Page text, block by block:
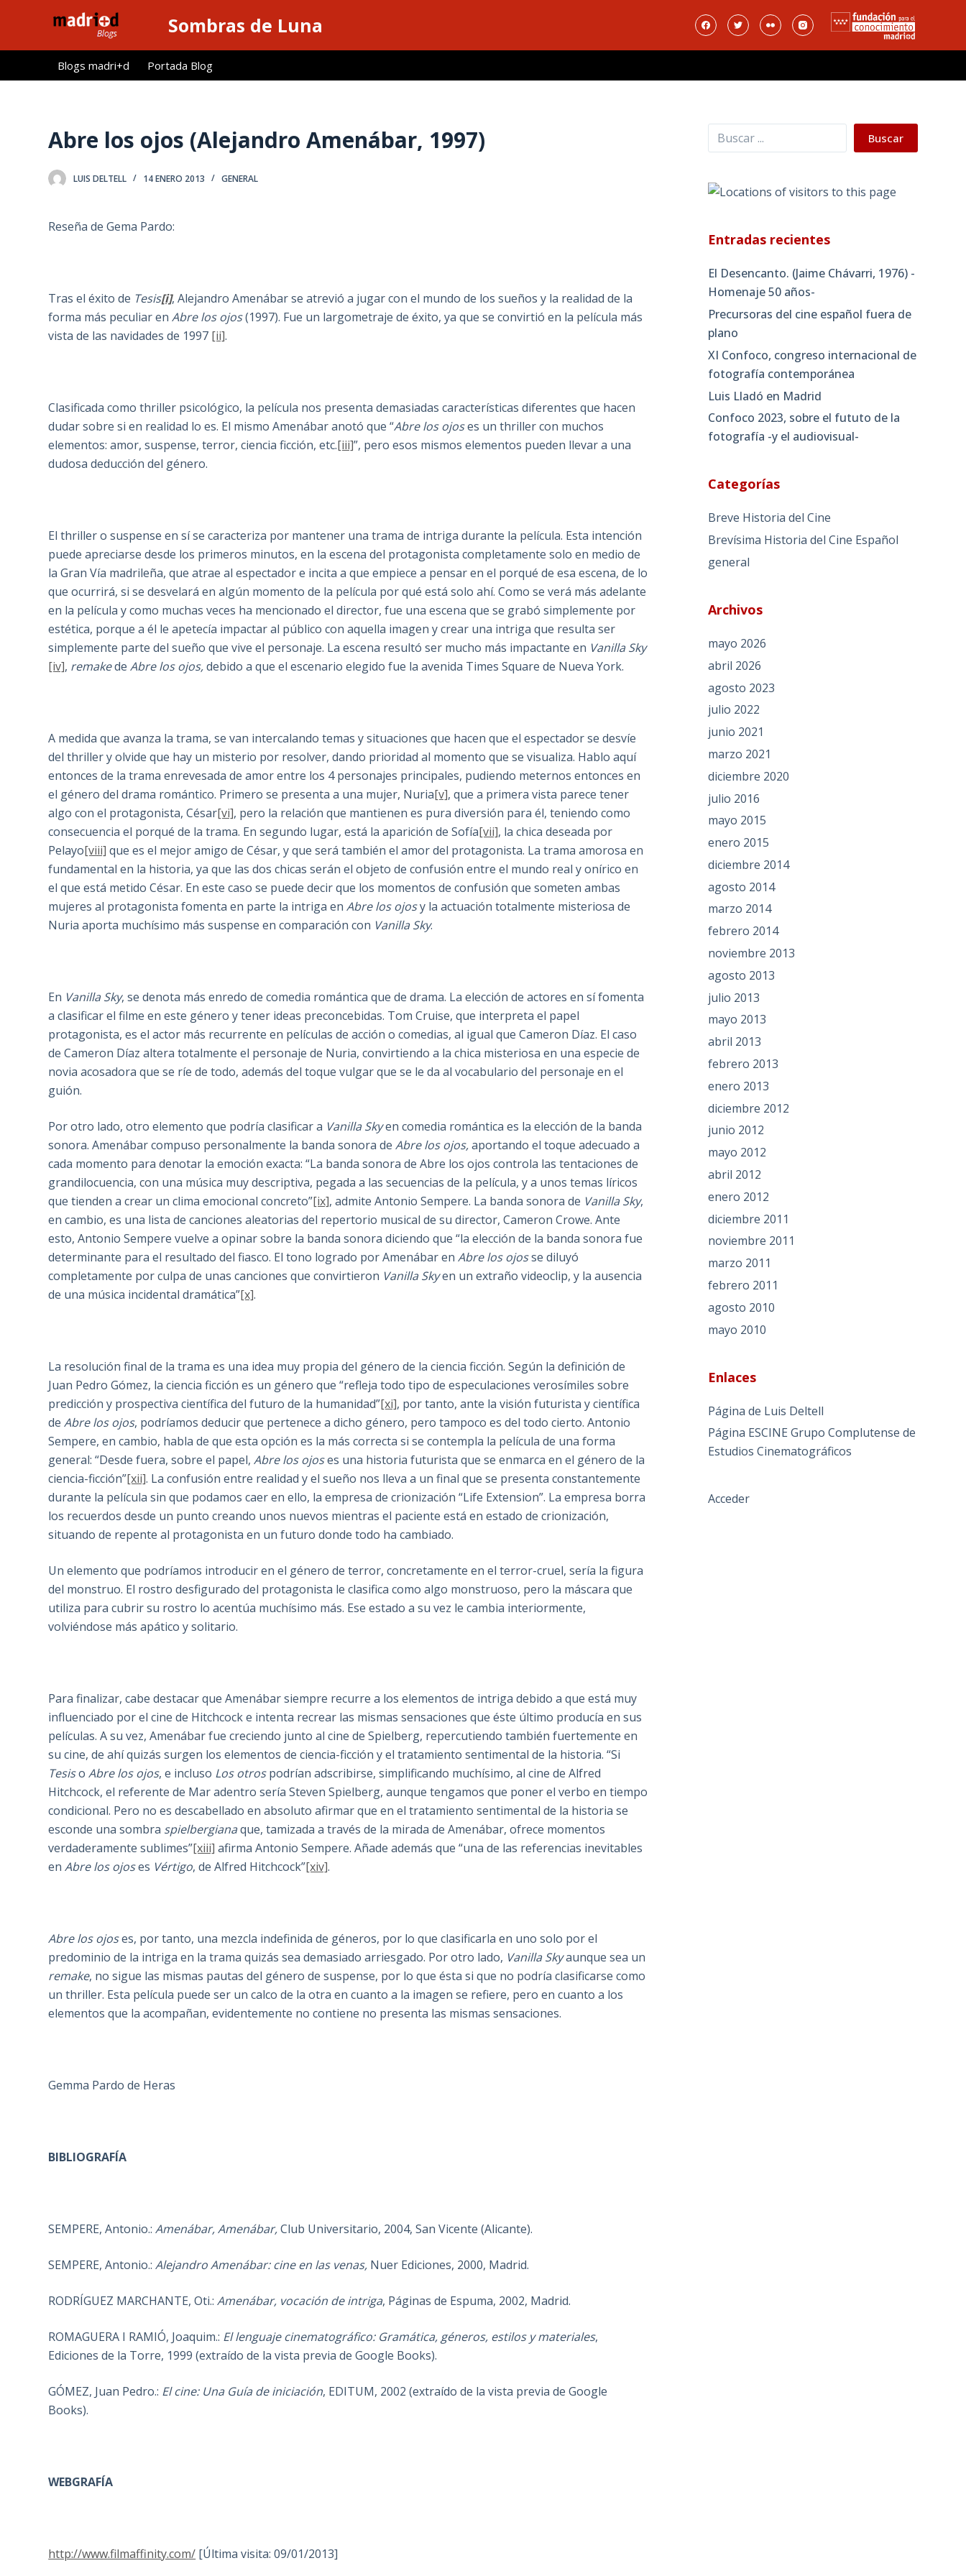
l
Sombras de Luna
Blogs madri+d Portada Blog
Abre los ojos (Alejandro Amenábar, 1997)
LUIS DELTELL 14 ENERO 2013 GENERAL
Reseña de Gema Pardo:
Tras el éxito de Tesis[i], Alejandro Amenábar se atrevió a jugar con el mundo de los sueños y la realidad de la
forma más peculiar enAbre los ojos(1997). Fue un largometraje de éxito, ya que se convirtió en la película más
vista de las navidades de 1997 [ii].
Clasificada como thriller psicológico, la película nos presenta demasiadas características diferentes que hacen
dudar sobre si en realidad lo es. El mismo Amenábar anotó que “Abre los ojoses un thriller con muchos
elementos: amor, suspense, terror, ciencia ficción, etc.[iii]”, pero esos mismos elementos pueden llevar a una
dudosa deducción del género.
El thriller o suspense en sí se caracteriza por mantener una trama de intriga durante la película. Esta intención
puede apreciarse desde los primeros minutos, en la escena del protagonista completamente solo en medio de
la Gran Vía madrileña, que atrae al espectador e incita a que empiece a pensar en el porqué de esa escena, de lo
que ocurrirá, si se desvelará en algún momento de la película por qué está solo ahí. Como se verá más adelante
en la película y como muchas veces ha mencionado el director, fue una escena que se grabó simplemente por
estética, porque a él le apetecía impactar al público con aquella imagen y crear una intriga que resulta ser
simplemente parte del sueño que vive el personaje. La escena resultó ser mucho más impactante en Vanilla Sky
[iv], remakedeAbre los ojos,debido a que el escenario elegido fue la avenida Times Square de Nueva York.
A medida que avanza la trama, se van intercalando temas y situaciones que hacen que el espectador se desvíe
del thriller y olvide que hay un misterio por resolver, dando prioridad al momento que se visualiza. Hablo aquí
entonces de la trama enrevesada de amor entre los 4 personajes principales, pudiendo meternos entonces en
el género del drama romántico. Primero se presenta a una mujer, Nuria[v], que a primera vista parece tener
algo con el protagonista, César[vi], pero la relación que mantienen es pura diversión para él, teniendo como
consecuencia el porqué de la trama. En segundo lugar, está la aparición de Sofía[vii], la chica deseada por
Pelayo[viii] que es el mejor amigo de César, y que será también el amor del protagonista. La trama amorosa en
fundamental en la historia, ya que las dos chicas serán el objeto de confusión entre el mundo real y onírico en
el que está metido César. En este caso se puede decir que los momentos de confusión que someten ambas
mujeres al protagonista fomenta en parte la intriga enAbre los ojosy la actuación totalmente misteriosa de
Nuria aporta muchísimo más suspense en comparación con Vanilla Sky.
En Vanilla Sky, se denota más enredo de comedia romántica que de drama. La elección de actores en sí fomenta
a clasificar el filme en este género y tener ideas preconcebidas. Tom Cruise, que interpreta el papel
protagonista, es el actor más recurrente en películas de acción o comedias, al igual que Cameron Díaz. El caso
de Cameron Díaz altera totalmente el personaje de Nuria, convirtiendo a la chica misteriosa en una especie de
novia acosadora que se ríe de todo, además del toque vulgar que se le da al vocabulario del personaje en el
guión.
Por otro lado, otro elemento que podría clasificar a Vanilla Skyen comedia romántica es la elección de la banda
sonora. Amenábar compuso personalmente la banda sonora deAbre los ojos,aportando el toque adecuado a
cada momento para denotar la emoción exacta: “La banda sonora de Abre los ojos controla las tentaciones de
grandilocuencia, con una música muy descriptiva, pegada a las secuencias de la película, y a unos temas líricos
que tienden a crear un clima emocional concreto”[ix], admite Antonio Sempere. La banda sonora de Vanilla Sky,
en cambio, es una lista de canciones aleatorias del repertorio musical de su director, Cameron Crowe. Ante
esto, Antonio Sempere vuelve a opinar sobre la banda sonora diciendo que “la elección de la banda sonora fue
determinante para el resultado del fiasco. El tono logrado por Amenábar enAbre los ojosse diluyó
completamente por culpa de unas canciones que convirtieron Vanilla Skyen un extraño videoclip, y la ausencia
de una música incidental dramática”[x].
La resolución final de la trama es una idea muy propia del género de la ciencia ficción. Según la definición de
Juan Pedro Gómez, la ciencia ficción es un género que “refleja todo tipo de especulaciones verosímiles sobre
predicción y prospectiva científica del futuro de la humanidad”[xi], por tanto, ante la visión futurista y científica
deAbre los ojos, podríamos deducir que pertenece a dicho género, pero tampoco es del todo cierto. Antonio
Sempere, en cambio, habla de que esta opción es la más correcta si se contempla la película de una forma
general: “Desde fuera, sobre el papel,Abre los ojoses una historia futurista que se enmarca en el género de la
ciencia-ficción”[xii]. La confusión entre realidad y el sueño nos lleva a un final que se presenta constantemente
durante la película sin que podamos caer en ello, la empresa de crionización “Life Extension”. La empresa borra
los recuerdos desde un punto creando unos nuevos mientras el paciente está en estado de crionización,
situando de repente al protagonista en un futuro donde todo ha cambiado.
Un elemento que podríamos introducir en el género de terror, concretamente en el terror-cruel, sería la figura
del monstruo. El rostro desfigurado del protagonista le clasifica como algo monstruoso, pero la máscara que
utiliza para cubrir su rostro lo acentúa muchísimo más. Ese estado a su vez le cambia interiormente,
volviéndose más apático y solitario.
Para finalizar, cabe destacar que Amenábar siempre recurre a los elementos de intriga debido a que está muy
influenciado por el cine de Hitchcock e intenta recrear las mismas sensaciones que éste último producía en sus
películas. A su vez, Amenábar fue creciendo junto al cine de Spielberg, repercutiendo también fuertemente en
su cine, de ahí quizás surgen los elementos de ciencia-ficción y el tratamiento sentimental de la historia. “Si
TesisoAbre los ojos, e incluso Los otrospodrían adscribirse, simplificando muchísimo, al cine de Alfred
Hitchcock, el referente de Mar adentro sería Steven Spielberg, aunque tengamos que poner el verbo en tiempo
condicional. Pero no es descabellado en absoluto afirmar que en el tratamiento sentimental de la historia se
esconde una sombra spielbergianaque, tamizada a través de la mirada de Amenábar, ofrece momentos
verdaderamente sublimes”[xiii] afirma Antonio Sempere. Añade además que “una de las referencias inevitables
enAbre los ojoses Vértigo, de Alfred Hitchcock”[xiv].
Abre los ojoses, por tanto, una mezcla indefinida de géneros, por lo que clasificarla en uno solo por el
predominio de la intriga en la trama quizás sea demasiado arriesgado. Por otro lado, Vanilla Skyaunque sea un
remake, no sigue las mismas pautas del género de suspense, por lo que ésta si que no podría clasificarse como
un thriller. Esta película puede ser un calco de la otra en cuanto a la imagen se refiere, pero en cuanto a los
elementos que la acompañan, evidentemente no contiene no presenta las mismas sensaciones.
Gemma Pardo de Heras
BIBLIOGRAFÍA
SEMPERE, Antonio.:Amenábar, Amenábar,Club Universitario, 2004, San Vicente (Alicante).
SEMPERE, Antonio.:Alejandro Amenábar: cine en las venas, Nuer Ediciones, 2000, Madrid.
RODRÍGUEZ MARCHANTE, Oti.:Amenábar, vocación de intriga, Páginas de Espuma, 2002, Madrid.
ROMAGUERA I RAMIÓ, Joaquim.: El lenguaje cinematográfico: Gramática, géneros, estilos y materiales,
Ediciones de la Torre, 1999 (extraído de la vista previa de Google Books).
GÓMEZ, Juan Pedro.: El cine: Una Guía de iniciación, EDITUM, 2002 (extraído de la vista previa de Google
Books).
WEBGRAFÍA
http://www.filmaffinity.com/ [Última visita: 09/01/2013]
Buscar Buscar
Entradas recientes
El Desencanto. (Jaime Chávarri, 1976) -
Homenaje 50 años-
Precursoras del cine español fuera de
plano
XI Confoco, congreso internacional de
fotografía contemporánea
Luis Lladó en Madrid
Confoco 2023, sobre el fututo de la
fotografía -y el audiovisual-
Categorías
Breve Historia del Cine
Brevísima Historia del Cine Español
general
Archivos
mayo 2026
abril 2026
agosto 2023
julio 2022
junio 2021
marzo 2021
diciembre 2020
julio 2016
mayo 2015
enero 2015
diciembre 2014
agosto 2014
marzo 2014
febrero 2014
noviembre 2013
agosto 2013
julio 2013
mayo 2013
abril 2013
febrero 2013
enero 2013
diciembre 2012
junio 2012
mayo 2012
abril 2012
enero 2012
diciembre 2011
noviembre 2011
marzo 2011
febrero 2011
agosto 2010
mayo 2010
Enlaces
Página de Luis Deltell
Página ESCINE Grupo Complutense de
Estudios Cinematográficos
Acceder